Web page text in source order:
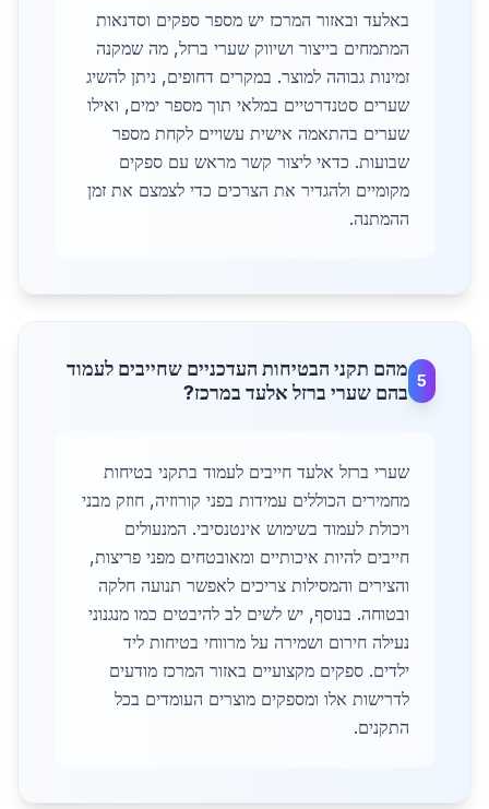
באלעד ובאזור המרכז יש מספר ספקים וסדנאות
המתמחים בייצור ושיווק שערי ברזל, מה שמקנה
זמינות גבוהה למוצר. במקרים דחופים, ניתן להשיג
שערים סטנדרטיים במלאי תוך מספר ימים, ואילו
שערים בהתאמה אישית עשויים לקחת מספר
שבועות. כדאי ליצור קשר מראש עם ספקים
מקומיים ולהגדיר את הצרכים כדי לצמצם את זמן
ההמתנה.
5
מהם תקני הבטיחות העדכניים שחייבים לעמוד
בהם שערי ברזל אלעד במרכז?
שערי ברזל אלעד חייבים לעמוד בתקני בטיחות
מחמירים הכוללים עמידות בפני קורוזיה, חוזק מבני
ויכולת לעמוד בשימוש אינטנסיבי. המנעולים
חייבים להיות איכותיים ומאובטחים מפני פריצות,
והצירים והמסילות צריכים לאפשר תנועה חלקה
ובטוחה. בנוסף, יש לשים לב להיבטים כמו מנגנוני
נעילה חירום ושמירה על מרווחי בטיחות ליד
ילדים. ספקים מקצועיים באזור המרכז מודעים
לדרישות אלו ומספקים מוצרים העומדים בכל
התקנים.